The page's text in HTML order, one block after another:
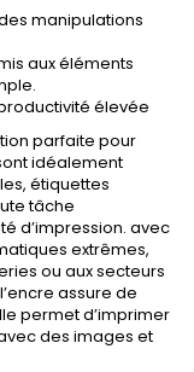
manipulations
aux éléments
élevée
parfaite pour
idéalement
étiquettes
tâche
d’impression. avec
extrêmes,
ou aux secteurs
assure de
permet d’imprimer
des images et